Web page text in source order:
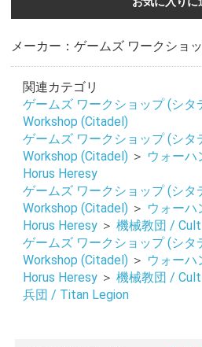
お買い物を続ける
メーカー：ゲームズ ワークショ
関連カテゴリ
ゲームズ ワークショップ (シタ
Workshop (Citadel)
ゲームズ ワークショップ (シタ
Workshop (Citadel) ＞ ウォーハ
Horus Heresy
ゲームズ ワークショップ (シタ
Workshop (Citadel) ＞ ウォーハ
Horus Heresy ＞ 機械教団 /
ゲームズ ワークショップ (シタ
Workshop (Citadel) ＞ ウォーハ
Horus Heresy ＞ 機械教団 /
兵団 / Titan Legion